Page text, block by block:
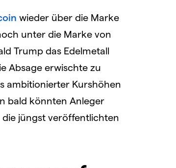
wieder über die Marke
unter die Marke von
Trump das Edelmetall
Absage erwischte zu
ambitionierter Kurshöhen
bald könnten Anleger
jüngst veröffentlichten